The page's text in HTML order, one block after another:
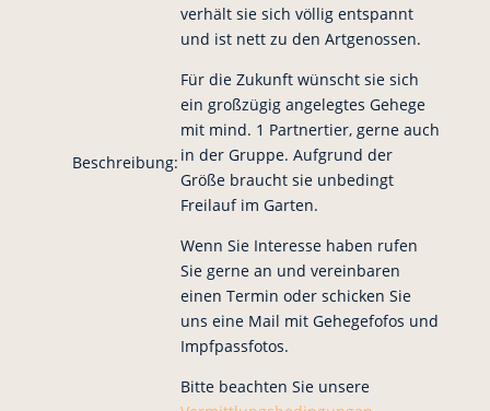
Beschreibung:
verhält sie sich völlig entspannt
und ist nett zu den Artgenossen.
Für die Zukunft wünscht sie sich
ein großzügig angelegtes Gehege
mit mind. 1 Partnertier, gerne auch
in der Gruppe. Aufgrund der
Größe braucht sie unbedingt
Freilauf im Garten.
Wenn Sie Interesse haben rufen
Sie gerne an und vereinbaren
einen Termin oder schicken Sie
uns eine Mail mit Gehegefofos und
Impfpassfotos.
Bitte beachten Sie unsere